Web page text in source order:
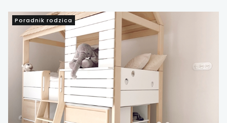
Poradnik rodzica